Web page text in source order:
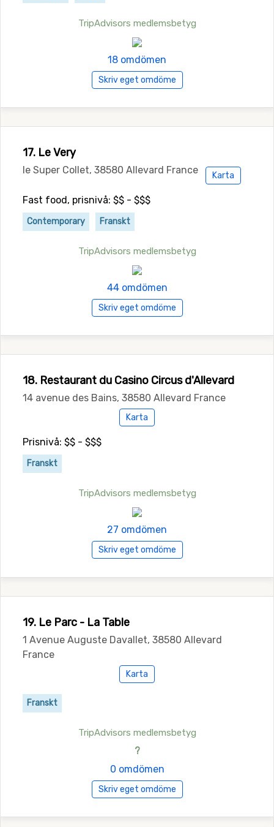
TripAdvisors medlemsbetyg
18 omdömen
Skriv eget omdöme
17. Le Very
le Super Collet, 38580 Allevard France Karta
Fast food, prisnivå: $$ - $$$
Contemporary Franskt
TripAdvisors medlemsbetyg
44 omdömen
Skriv eget omdöme
18. Restaurant du Casino Circus d'Allevard
14 avenue des Bains, 38580 Allevard France
Karta
Prisnivå: $$ - $$$
Franskt
TripAdvisors medlemsbetyg
27 omdömen
Skriv eget omdöme
19. Le Parc - La Table
1 Avenue Auguste Davallet, 38580 Allevard
France
Karta
Franskt
TripAdvisors medlemsbetyg
?
0 omdömen
Skriv eget omdöme